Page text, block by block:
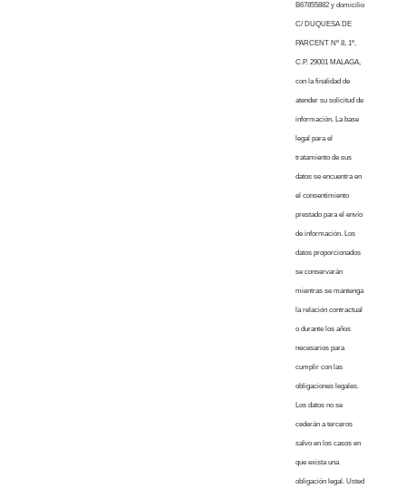
B67855882 y domicilio
C/ DUQUESA DE
PARCENT Nº 8, 1º,
C.P. 29001 MALAGA,
con la finalidad de
atender su solicitud de
información. La base
legal para el
tratamiento de sus
datos se encuentra en
el consentimiento
prestado para el envío
de información. Los
datos proporcionados
se conservarán
mientras se mantenga
la relación contractual
o durante los años
necesarios para
cumplir con las
obligaciones legales.
Los datos no se
cederán a terceros
salvo en los casos en
que exista una
obligación legal. Usted